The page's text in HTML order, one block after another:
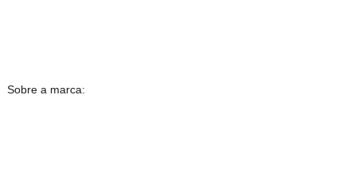
Sobre a marca: